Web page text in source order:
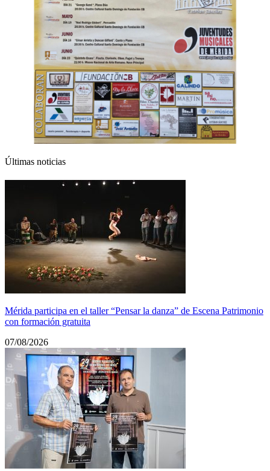
Últimas noticias
Mérida participa en el taller “Pensar la danza” de Escena Patrimonio
con formación gratuita
07/08/2026